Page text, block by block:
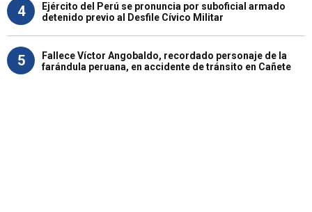
4
Ejército del Perú se pronuncia por suboficial armado
detenido previo al Desfile Cívico Militar
5
Fallece Víctor Angobaldo, recordado personaje de la
farándula peruana, en accidente de tránsito en Cañete